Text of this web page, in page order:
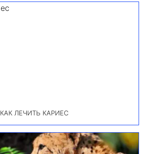
КАК ЛЕЧИТЬ КАРИЕС